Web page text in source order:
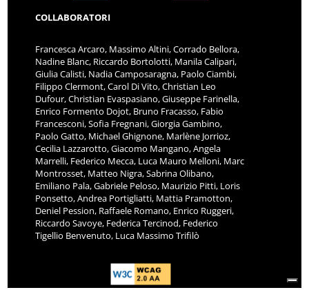
COLLABORATORI
Francesca Arcaro, Massimo Altini, Corrado Bellora,
Nadine Blanc, Riccardo Bortolotti, Manila Calipari,
Giulia Calisti, Nadia Camposaragna, Paolo Ciambi,
Filippo Clermont, Carol Di Vito, Christian Leo
Dufour, Christian Evaspasiano, Giuseppe Farinella,
Enrico Formento Dojot, Bruno Fracasso, Fabio
Francesconi, Sofia Fregnani, Giorgia Gambino,
Paolo Gatto, Michael Ghignone, Marlène Jorrioz,
Cecilia Lazzarotto, Giacomo Mangano, Angela
Marrelli, Federico Mecca, Luca Mauro Melloni, Marc
Montrosset, Matteo Nigra, Sabrina Olibano,
Emiliano Pala, Gabriele Peloso, Maurizio Pitti, Loris
Ponsetto, Andrea Portigliatti, Mattia Pramotton,
Deniel Pession, Raffaele Romano, Enrico Ruggeri,
Riccardo Savoye, Federica Tercinod, Federico
Tigellio Benvenuto, Luca Massimo Trifilò